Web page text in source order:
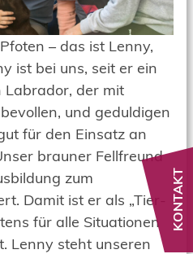
– das ist Lenny,
ist bei uns, seit er ein
Labrador, der mit
und geduldigen
für den Einsatz an
brauner Fellfreund
zum
Damit ist er als „Tier-
für alle Situationen
Lenny steht unseren
KONTAKT